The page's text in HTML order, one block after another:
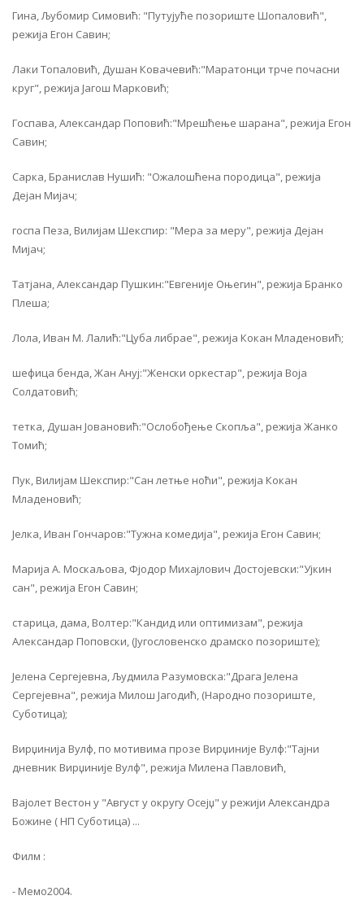
Гина, Љубомир Симовић: "Путујуће позориште Шопаловић",
режија Егон Савин;
Лаки Топаловић, Душан Ковачевић:"Маратонци трче почасни
круг", режија Јагош Марковић;
Госпава, Александар Поповић:"Мрешћење шарана", режија Егон
Савин;
Сарка, Бранислав Нушић: "Ожалошћена породица", режија
Дејан Мијач;
госпа Пеза, Вилијам Шекспир: "Мера за меру", режија Дејан
Мијач;
Татјана, Александар Пушкин:"Евгеније Оњегин", режија Бранко
Плеша;
Лола, Иван М. Лалић:"Цуба либрае", режија Кокан Младеновић;
шефица бенда, Жан Ануј:"Женски оркестар", режија Воја
Солдатовић;
тетка, Душан Јовановић:"Ослобођење Скопља", режија Жанко
Томић;
Пук, Вилијам Шекспир:"Сан летње ноћи", режија Кокан
Младеновић;
Јелка, Иван Гончаров:"Тужна комедија", режија Егон Савин;
Марија А. Москаљова, Фјодор Михајлович Достојевски:"Ујкин
сан", режија Егон Савин;
старица, дама, Волтер:"Кандид или оптимизам", режија
Александар Поповски, (Југословенско драмско позориште);
Јелена Сергејевна, Људмила Разумовска:"Драга Јелена
Сергејевна", режија Милош Јагодић, (Народно позориште,
Суботица);
Вирџинија Вулф, по мотивима прозе Вирџиније Вулф:"Тајни
дневник Вирџиније Вулф", режија Милена Павловић,
Вајолет Вестон у "Август у округу Осејџ" у режији Александра
Божине ( НП Суботица) ...
Филм :
- Мемо2004.